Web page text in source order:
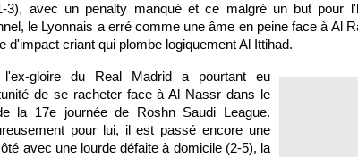
3), avec un penalty manqué et ce malgré un but pour
le Lyonnais a erré comme une âme en peine face à Al
d'impact criant qui plombe logiquement Al Ittihad.
l'ex-gloire du Real Madrid a pourtant eu
de se racheter face à Al Nassr dans le
la 17e journée de Roshn Saudi League.
pour lui, il est passé encore une
avec une lourde défaite à domicile (2-5), la